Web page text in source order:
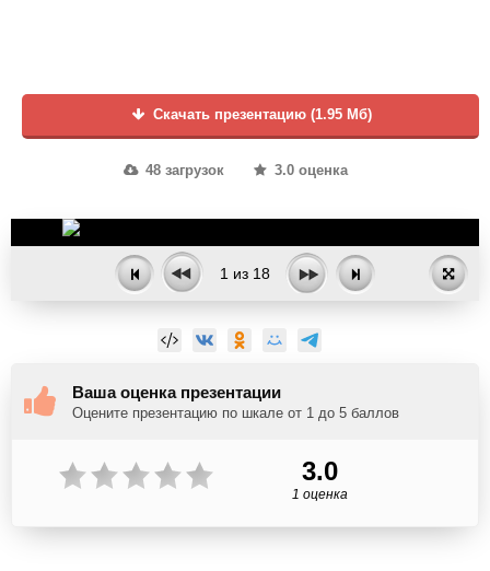
Скачать презентацию (1.95 Мб)
48 загрузок 3.0 оценка
1 из 18
Ваша оценка презентации
Оцените презентацию по шкале от 1 до 5 баллов
3.0
1 оценка